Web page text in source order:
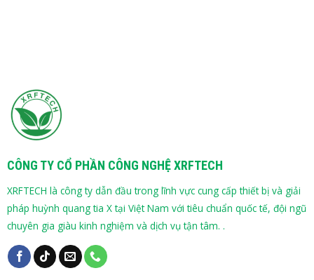
CÔNG TY CỔ PHẦN CÔNG NGHỆ XRFTECH
XRFTECH là công ty dẫn đầu trong lĩnh vực cung cấp thiết bị và giải
pháp huỳnh quang tia X tại Việt Nam với tiêu chuẩn quốc tế, đội ngũ
chuyên gia giàu kinh nghiệm và dịch vụ tận tâm. .